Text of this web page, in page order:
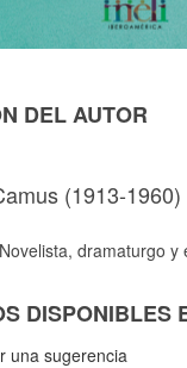
DEL AUTOR
(1913-1960)
Novelista, dramaturgo
DISPONIBLES
una sugerencia